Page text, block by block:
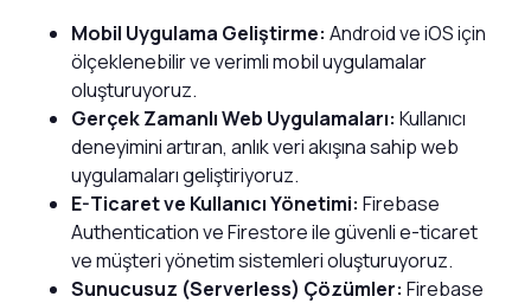
Mobil Uygulama Geliştirme: Android ve iOS için
ölçeklenebilir ve verimli mobil uygulamalar
oluşturuyoruz.
Gerçek Zamanlı Web Uygulamaları: Kullanıcı
deneyimini artıran, anlık veri akışına sahip web
uygulamaları geliştiriyoruz.
E-Ticaret ve Kullanıcı Yönetimi: Firebase
Authentication ve Firestore ile güvenli e-ticaret
ve müşteri yönetim sistemleri oluşturuyoruz.
Sunucusuz (Serverless) Çözümler: Firebase